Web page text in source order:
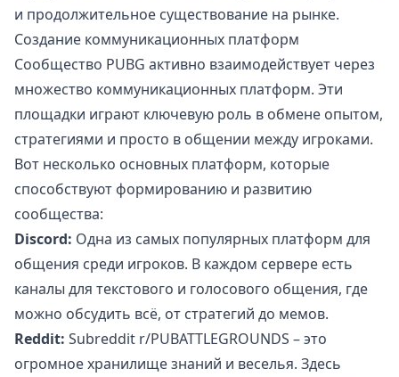
и продолжительное существование на рынке.
Создание коммуникационных платформ
Сообщество PUBG активно взаимодействует через
множество коммуникационных платформ. Эти
площадки играют ключевую роль в обмене опытом,
стратегиями и просто в общении между игроками.
Вот несколько основных платформ, которые
способствуют формированию и развитию
сообщества:
Discord: Одна из самых популярных платформ для
общения среди игроков. В каждом сервере есть
каналы для текстового и голосового общения, где
можно обсудить всё, от стратегий до мемов.
Reddit: Subreddit r/PUBATTLEGROUNDS – это
огромное хранилище знаний и веселья. Здесь